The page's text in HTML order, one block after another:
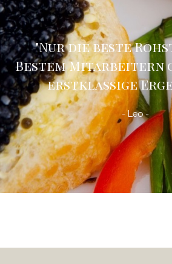
"Nur die beste
Bestem Mitarbeitern
erstklassige
- Leo -